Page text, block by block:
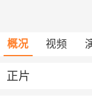
概况 视频
正片